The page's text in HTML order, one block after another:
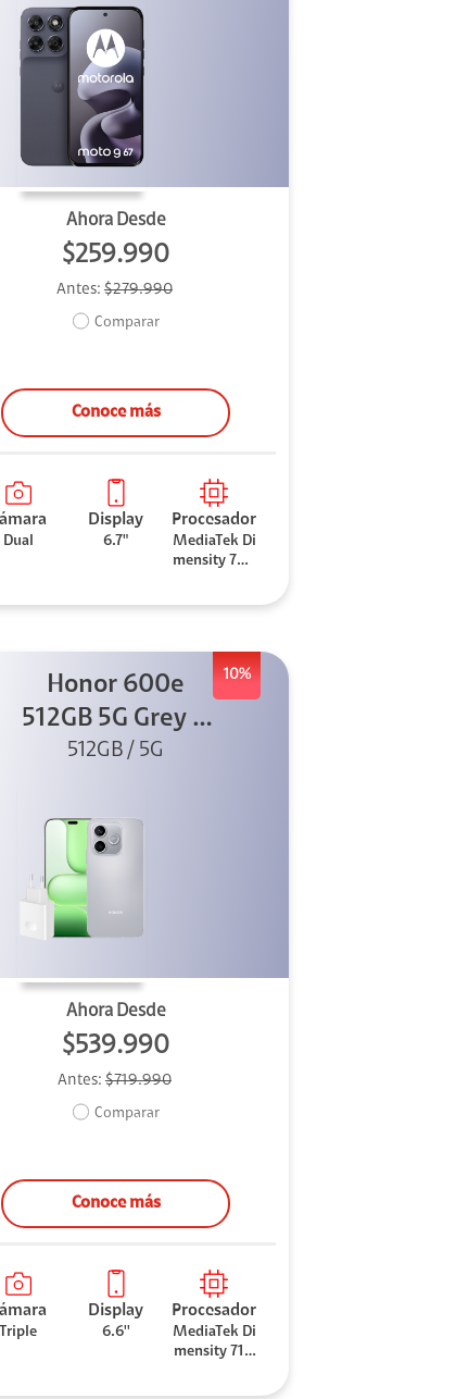
Ahora Desde
$259.990
Antes: $279.990
Comparar
Conoce más
Dual
Display
6.7"
Procesador
MediaTek Di
mensity 706
10%
Honor 600e
512GB 5G Grey +
45W
512GB / 5G
Ahora Desde
$539.990
Antes: $719.990
Comparar
Conoce más
Triple
Display
6.6''
Procesador
MediaTek Di
mensity 710